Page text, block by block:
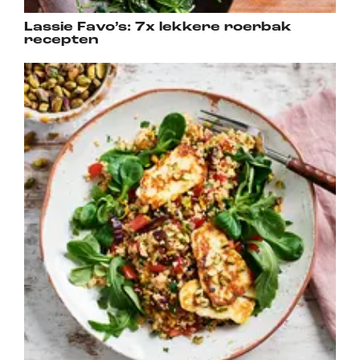
Lassie Favo’s: 7x lekkere roerbak
recepten